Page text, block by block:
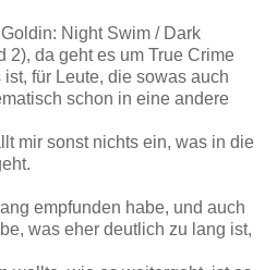
Night Swim / Dark
2), da geht es um True Crime
für Leute, die sowas auch
schon in eine andere
mir sonst nichts ein, was in die
empfunden habe, und auch
was eher deutlich zu lang ist,